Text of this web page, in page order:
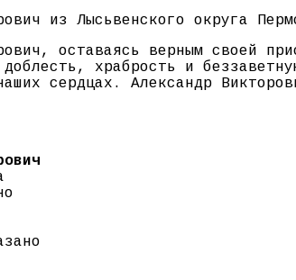
из Лысьвенского округа
оставаясь верным своей
храбрость и
сердцах. Александр